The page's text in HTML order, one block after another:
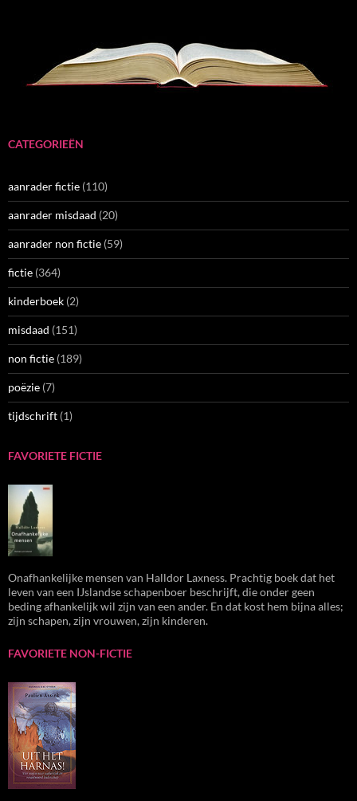
CATEGORIEËN
aanrader fictie (110)
aanrader misdaad (20)
aanrader non fictie (59)
fictie (364)
kinderboek (2)
misdaad (151)
non fictie (189)
poëzie (7)
tijdschrift (1)
FAVORIETE FICTIE
Onafhankelijke mensen van Halldor Laxness. Prachtig boek dat het
leven van een IJslandse schapenboer beschrijft, die onder geen
beding afhankelijk wil zijn van een ander. En dat kost hem bijna alles;
zijn schapen, zijn vrouwen, zijn kinderen.
FAVORIETE NON-FICTIE